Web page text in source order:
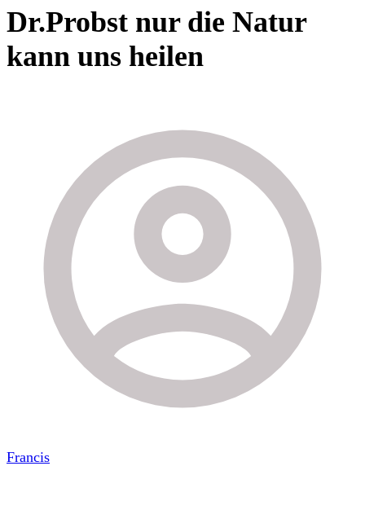
Dr.Probst nur die Natur
kann uns heilen
Francis